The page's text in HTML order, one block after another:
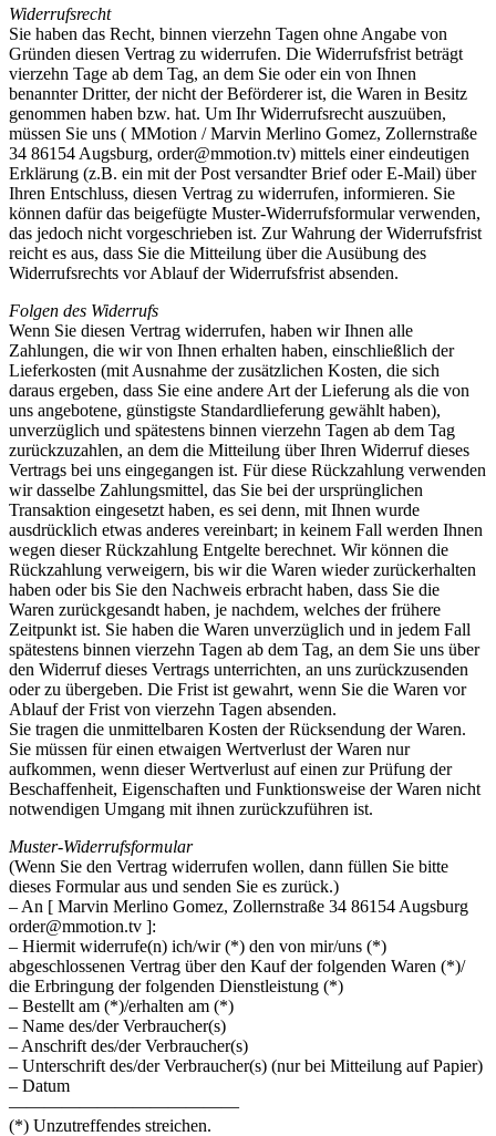
Widerrufsrecht
Sie haben das Recht, binnen vierzehn Tagen ohne Angabe von
Gründen diesen Vertrag zu widerrufen. Die Widerrufsfrist beträgt
vierzehn Tage ab dem Tag, an dem Sie oder ein von Ihnen
benannter Dritter, der nicht der Beförderer ist, die Waren in Besitz
genommen haben bzw. hat. Um Ihr Widerrufsrecht auszuüben,
müssen Sie uns ( MMotion / Marvin Merlino Gomez, Zollernstraße
34 86154 Augsburg, order@mmotion.tv) mittels einer eindeutigen
Erklärung (z.B. ein mit der Post versandter Brief oder E-Mail) über
Ihren Entschluss, diesen Vertrag zu widerrufen, informieren. Sie
können dafür das beigefügte Muster-Widerrufsformular verwenden,
das jedoch nicht vorgeschrieben ist. Zur Wahrung der Widerrufsfrist
reicht es aus, dass Sie die Mitteilung über die Ausübung des
Widerrufsrechts vor Ablauf der Widerrufsfrist absenden.
Folgen des Widerrufs
Wenn Sie diesen Vertrag widerrufen, haben wir Ihnen alle
Zahlungen, die wir von Ihnen erhalten haben, einschließlich der
Lieferkosten (mit Ausnahme der zusätzlichen Kosten, die sich
daraus ergeben, dass Sie eine andere Art der Lieferung als die von
uns angebotene, günstigste Standardlieferung gewählt haben),
unverzüglich und spätestens binnen vierzehn Tagen ab dem Tag
zurückzuzahlen, an dem die Mitteilung über Ihren Widerruf dieses
Vertrags bei uns eingegangen ist. Für diese Rückzahlung verwenden
wir dasselbe Zahlungsmittel, das Sie bei der ursprünglichen
Transaktion eingesetzt haben, es sei denn, mit Ihnen wurde
ausdrücklich etwas anderes vereinbart; in keinem Fall werden Ihnen
wegen dieser Rückzahlung Entgelte berechnet. Wir können die
Rückzahlung verweigern, bis wir die Waren wieder zurückerhalten
haben oder bis Sie den Nachweis erbracht haben, dass Sie die
Waren zurückgesandt haben, je nachdem, welches der frühere
Zeitpunkt ist. Sie haben die Waren unverzüglich und in jedem Fall
spätestens binnen vierzehn Tagen ab dem Tag, an dem Sie uns über
den Widerruf dieses Vertrags unterrichten, an uns zurückzusenden
oder zu übergeben. Die Frist ist gewahrt, wenn Sie die Waren vor
Ablauf der Frist von vierzehn Tagen absenden.
Sie tragen die unmittelbaren Kosten der Rücksendung der Waren.
Sie müssen für einen etwaigen Wertverlust der Waren nur
aufkommen, wenn dieser Wertverlust auf einen zur Prüfung der
Beschaffenheit, Eigenschaften und Funktionsweise der Waren nicht
notwendigen Umgang mit ihnen zurückzuführen ist.
Muster-Widerrufsformular
(Wenn Sie den Vertrag widerrufen wollen, dann füllen Sie bitte
dieses Formular aus und senden Sie es zurück.)
– An [ Marvin Merlino Gomez, Zollernstraße 34 86154 Augsburg
order@mmotion.tv ]:
– Hiermit widerrufe(n) ich/wir (*) den von mir/uns (*)
abgeschlossenen Vertrag über den Kauf der folgenden Waren (*)/
die Erbringung der folgenden Dienstleistung (*)
– Bestellt am (*)/erhalten am (*)
– Name des/der Verbraucher(s)
– Anschrift des/der Verbraucher(s)
– Unterschrift des/der Verbraucher(s) (nur bei Mitteilung auf Papier)
– Datum
—————————————
(*) Unzutreffendes streichen.